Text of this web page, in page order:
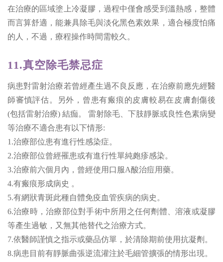
在治療的區域塗上冷凝膠，過程中僅會感受到溫熱感，整體
而言算舒適，能兼具除毛與淡化黑色素效果，適合極度怕痛
的人，不過，療程操作時間需較久。
11.真空除毛禁忌症
病患對雷射治療若曾經產生過不良反應，在治療前應先經醫
師審慎評估。另外，曾患有瘢痕的皮膚較易在皮膚創傷後
(包括雷射治療) 結痂。 雷射除毛、下肢靜脈或良性色素病變
等治療不適合患有以下情形:
1.治療部位患有進行性感染症。
2.治療部位曾經罹患或有進行性單純皰疹感染。
3.治療前六個月內，曾經使用口服A酸治痘用藥。
4.有瘢痕形成病史 。
5.有網狀青斑此種自體免疫血管疾病的病史。
6.治療時，治療部位對手術中所用之任何劑體、溶液或凝膠
等產生過敏，又無其他替代之治療方式。
7.依醫師謹慎之指示或藥品仿單，於清除期前使用抗凝劑。
8.病患目前有靜脈曲張逆流灌注於毛細管擴張的情形出現。